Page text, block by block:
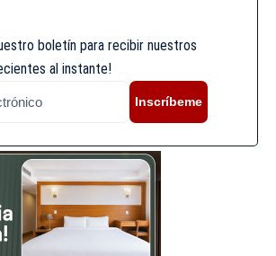
boletín para recibir nuestros
al instante!
Inscríbeme